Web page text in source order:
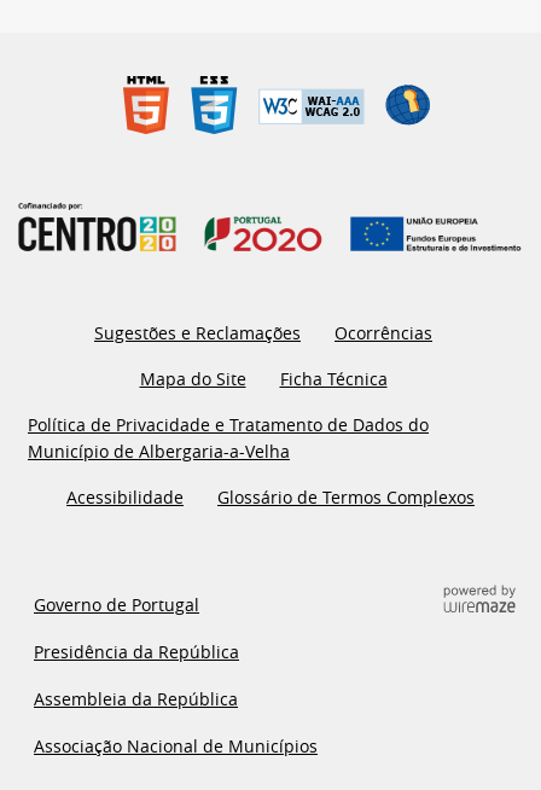
Sugestões e Reclamações
Ocorrências
Mapa do Site
Ficha Técnica
Política de Privacidade e Tratamento de Dados do
Município de Albergaria-a-Velha
Acessibilidade
Glossário de Termos Complexos
Governo de Portugal
Presidência da República
Assembleia da República
Associação Nacional de Municípios